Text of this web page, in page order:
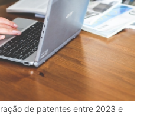
de patentes entre 2023 e